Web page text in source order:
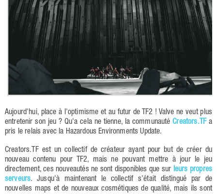
Aujourd'hui, place à l'optimisme et au futur de TF2 ! Valve ne veut plus
entretenir son jeu ? Qu'a cela ne tienne, la communautéCreators.TFa
pris le relais avec la Hazardous Environments Update.
Creators.TF est un collectif de créateur ayant pour but de créer du
nouveau contenu pour TF2, mais ne pouvant mettre à jour le jeu
directement, ces nouveautés ne sont disponibles que sur leurs propres
serveurs. Jusqu'à maintenant le collectif s'était distingué par de
nouvelles maps et de nouveaux cosmétiques de qualité, mais ils sont